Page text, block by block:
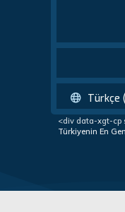
Türkçe
<div data-xgt-cp
Türkiyenin En